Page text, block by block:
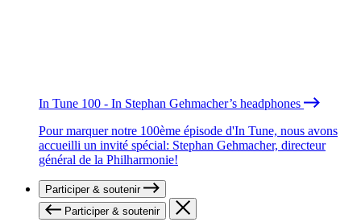
In Tune 100 - In Stephan Gehmacher’s headphones
Pour marquer notre 100ème épisode d'In Tune, nous avons
accueilli un invité spécial: Stephan Gehmacher, directeur
général de la Philharmonie!
Participer & soutenir
Participer & soutenir